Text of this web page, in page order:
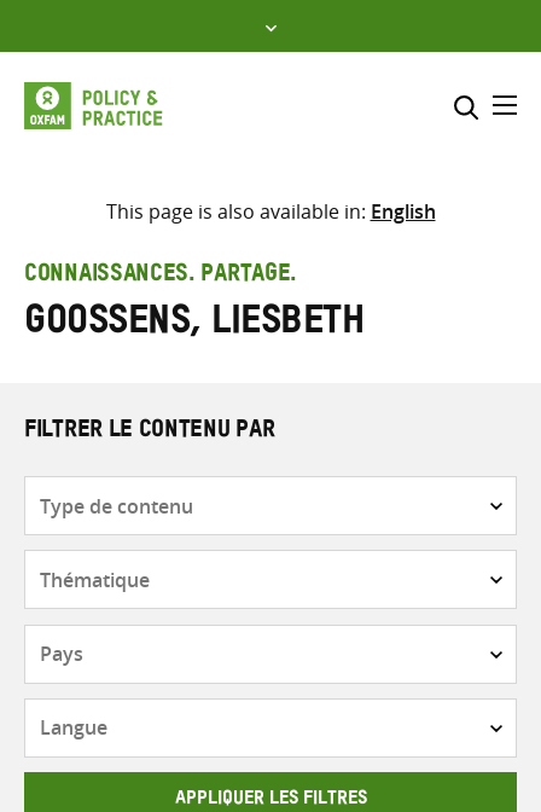
to
content
Sélectionner l’emplacement
Saisir
les
termes
This page is also available in: English
CONNAISSANCES. PARTAGE.
Goossens, Liesbeth
FILTRER LE CONTENU PAR
contenu
APPLIQUER LES FILTRES